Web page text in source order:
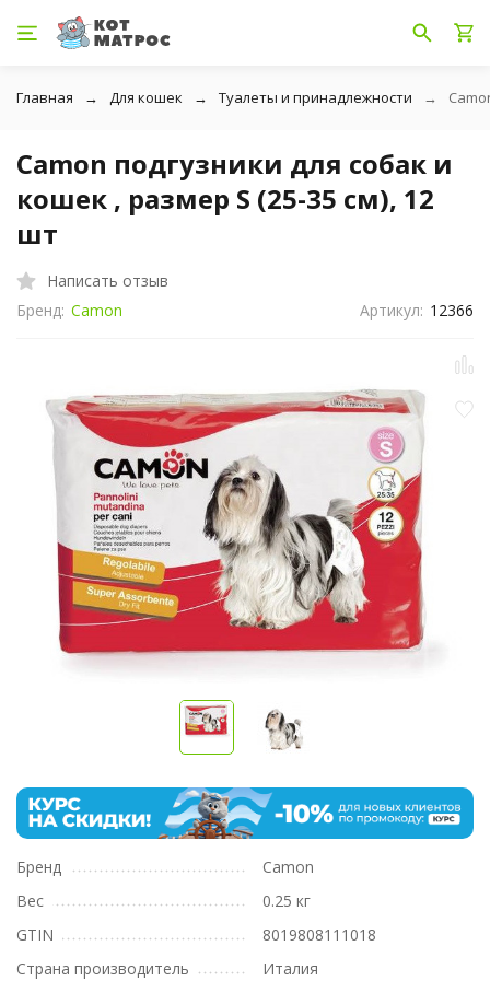
Главная Для кошек Туалеты и принадлежности
Camon подгузники для собак и
кошек , размер S (25-35 см), 12
шт
Написать отзыв
Бренд: Camon Артикул: 12366
Бренд
Camon
Вес
0.25 кг
GTIN
8019808111018
Страна производитель
Италия